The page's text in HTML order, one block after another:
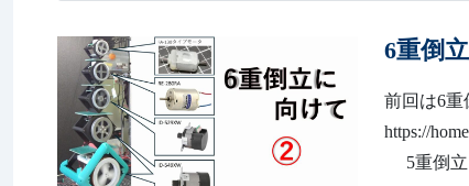
6重倒
前回は6重
https://
5重倒立